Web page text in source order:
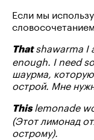
Если мы
Thatshawarma I
enough. I need
шаурма,
острой. Мне
Thislemonade
(Этот лимонад
острому).